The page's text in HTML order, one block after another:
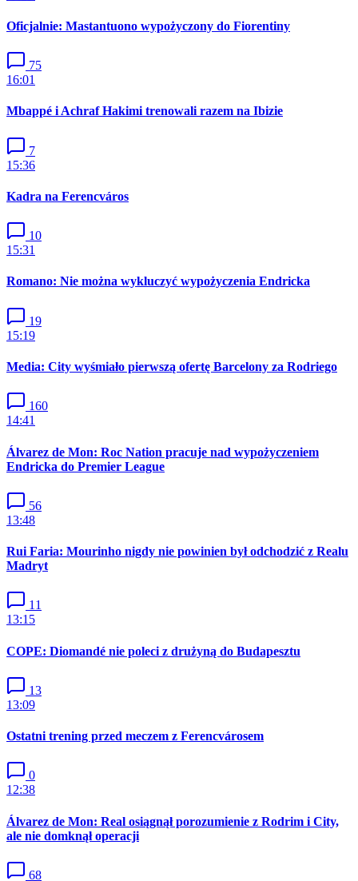
Oficjalnie: Mastantuono wypożyczony do Fiorentiny
75
16:01
Mbappé i Achraf Hakimi trenowali razem na Ibizie
7
15:36
Kadra na Ferencváros
10
15:31
Romano: Nie można wykluczyć wypożyczenia Endricka
19
15:19
Media: City wyśmiało pierwszą ofertę Barcelony za Rodriego
160
14:41
Álvarez de Mon: Roc Nation pracuje nad wypożyczeniem
Endricka do Premier League
56
13:48
Rui Faria: Mourinho nigdy nie powinien był odchodzić z Realu
Madryt
11
13:15
COPE: Diomandé nie poleci z drużyną do Budapesztu
13
13:09
Ostatni trening przed meczem z Ferencvárosem
0
12:38
Álvarez de Mon: Real osiągnął porozumienie z Rodrim i City,
ale nie domknął operacji
68